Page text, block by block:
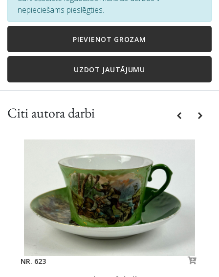
nepieciešams pieslēgties.
PIEVIENOT GROZAM
UZDOT JAUTĀJUMU
Citi autora darbi PreviousNext
NR. 623